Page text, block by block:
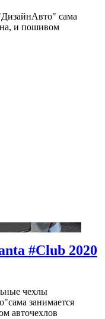
сама
и пошивом
#Club 2020
чехлы
занимается
авточехлов